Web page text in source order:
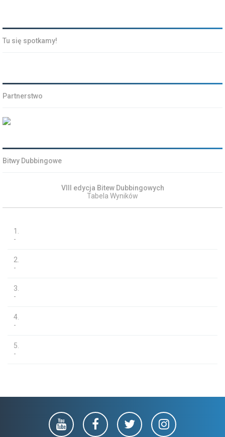
Tu się spotkamy!
Partnerstwo
Bitwy Dubbingowe
VIII edycja Bitew Dubbingowych
Tabela Wyników
1.
-
2.
-
3.
-
4.
-
5.
-